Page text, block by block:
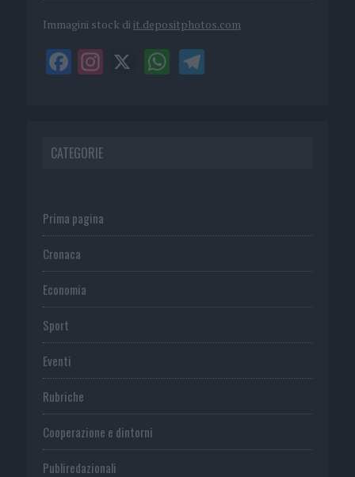
Immagini stock di it.depositphotos.com
CATEGORIE
Prima pagina
Cronaca
Economia
Sport
Eventi
Rubriche
Cooperazione e dintorni
Publiredazionali